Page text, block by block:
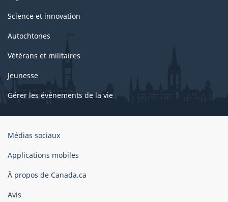
Science et innovation
Autochtones
Vétérans et militaires
Jeunesse
Gérer les événements de la vie
Organisation
gouvernement
Canada
Médias sociaux
Applications mobiles
Ã propos de Canada.ca
Avis